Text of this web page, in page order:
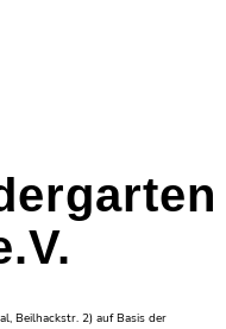
Beilhackstr. 2) auf Basis der